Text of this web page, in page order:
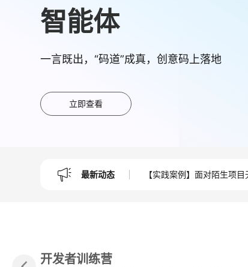
智能体
一言既出，“码道”成真，创意码上落地
立即查看
最新动态 【实践案例】面对陌生项
开发者训练营